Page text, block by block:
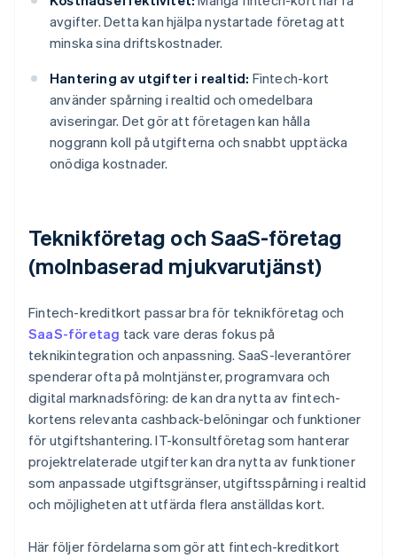
avgifter. Detta kan hjälpa nystartade företag att
minska sina driftskostnader.
Hantering av utgifter i realtid: Fintech-kort
använder spårning i realtid och omedelbara
aviseringar. Det gör att företagen kan hålla
noggrann koll på utgifterna och snabbt upptäcka
onödiga kostnader.
Teknikföretag och SaaS-företag
(molnbaserad mjukvarutjänst)
Fintech-kreditkort passar bra för teknikföretag och
SaaS-företag tack vare deras fokus på
teknikintegration och anpassning. SaaS-leverantörer
spenderar ofta på molntjänster, programvara och
digital marknadsföring: de kan dra nytta av fintech-
kortens relevanta cashback-belöningar och funktioner
för utgiftshantering. IT-konsultföretag som hanterar
projektrelaterade utgifter kan dra nytta av funktioner
som anpassade utgiftsgränser, utgiftsspårning i realtid
och möjligheten att utfärda flera anställdas kort.
Här följer fördelarna som gör att fintech-kreditkort